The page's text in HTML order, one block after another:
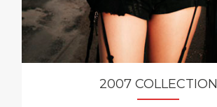
2007 COLLECTION